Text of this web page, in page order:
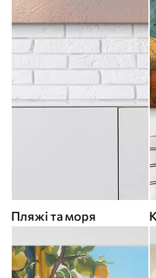
Пляжі та моря